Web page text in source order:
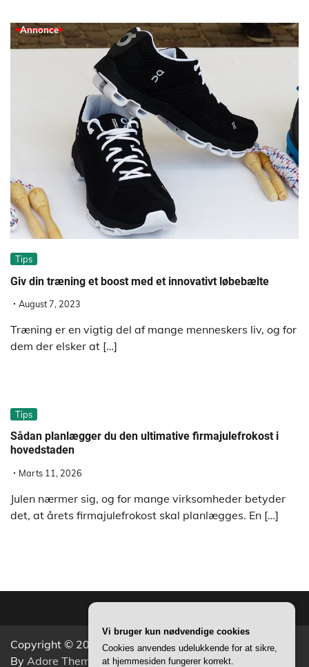
Annonce
Tips
Giv din træning et boost med et innovativt løbebælte
August 7, 2023
Træning er en vigtig del af mange menneskers liv, og for
dem der elsker at […]
Tips
Sådan planlægger du den ultimative firmajulefrokost i
hovedstaden
Marts 11, 2026
Julen nærmer sig, og for mange virksomheder betyder
det, at årets firmajulefrokost skal planlægges. En […]
Copyright © 2026Aktivitets Nyt Theme: Popular News
By Adore Themes .
Vi bruger kun nødvendige cookies
Cookies anvendes udelukkende for at sikre,
at hjemmesiden fungerer korrekt.